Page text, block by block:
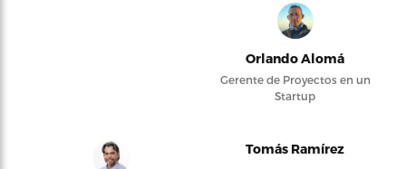
Orlando Alomá
Gerente de Proyectos en un
Startup
Tomás Ramírez